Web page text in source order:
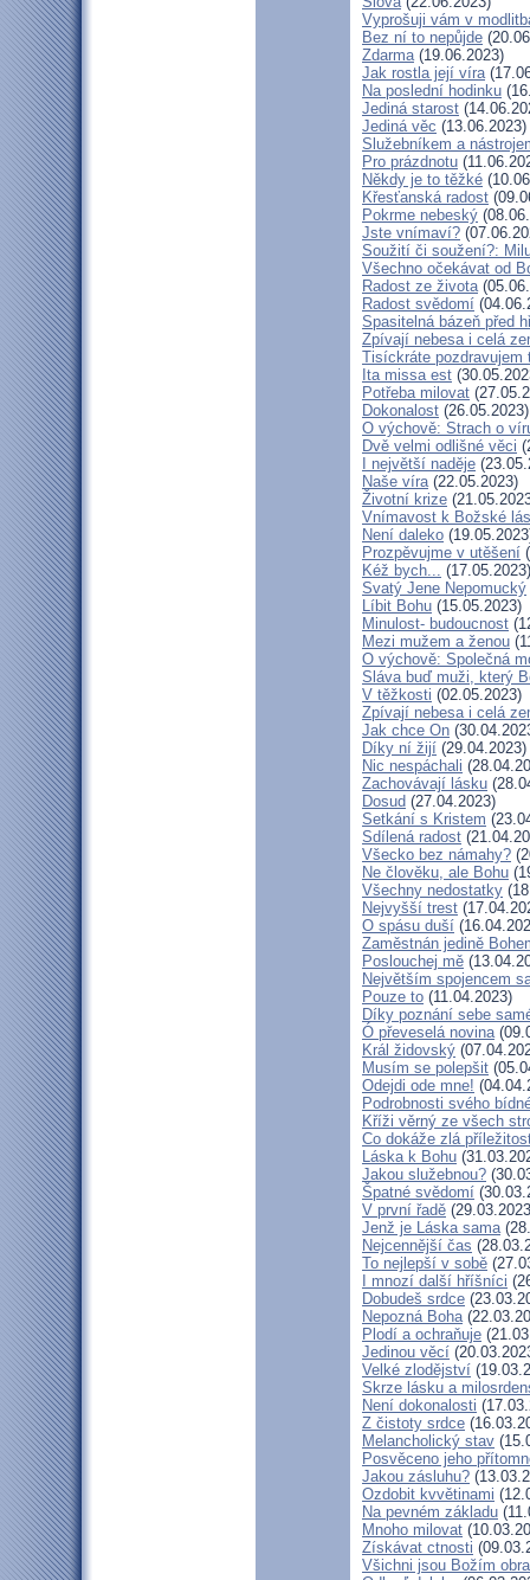
Vyprošuji vám v
Bez ní to nepůjde
Zdarma(19.06.2023)
Jak rostla její víra
Na poslední hodinku
Jediná starost
Jediná věc (13.06.2023)
Služebníkem a
Pro prázdnotu
Někdy je to těžké
Křesťanská radost
Pokrme nebeský
Jste vnímaví?
Soužití či soužení?:
Všechno očekávat od
Radost ze života
Radost svědomí
Spasitelná bázeň před
Zpívají nebesa i celá
Tisíckráte pozdravujem
Ita missa est
Potřeba milovat
Dokonalost (26.05.2023)
O výchově: Strach o
Dvě velmi odlišné věci
I největší naděje
Naše víra(22.05.2023)
Životní krize
Vnímavost k Božské
Není daleko
Prozpěvujme v utěšení
Kéž bych... (17.05.2023)
Svatý Jene Nepomucký
Líbit Bohu (15.05.2023)
Minulost- budoucnost
Mezi mužem a ženou
O výchově: Společná
Sláva buď muži, který
V těžkosti (02.05.2023)
Zpívají nebesa i celá
Jak chce On
Díky ní žijí (29.04.2023)
Nic nespáchali
Zachovávají lásku
Dosud (27.04.2023)
Setkání s Kristem
Sdílená radost
Všecko bez námahy?
Ne člověku, ale Bohu
Všechny nedostatky
Nejvyšší trest
O spásu duší
Zaměstnán jedině
Poslouchej mě
Největším spojencem
Pouze to (11.04.2023)
Díky poznání sebe
Ó převeselá novina
Král židovský
Musím se polepšit
Odejdi ode mne!
Podrobnosti svého
Kříži věrný ze všech
Co dokáže zlá
Láska k Bohu
Jakou služebnou?
Špatné svědomí
V první řadě
Jenž je Láska sama
Nejcennější čas
To nejlepší v sobě
I mnozí další hříšníci
Dobudeš srdce
Nepozná Boha
Plodí a ochraňuje
Jedinou věcí
Velké zlodějství
Skrze lásku a
Není dokonalosti
Z čistoty srdce
Melancholický stav
Posvěceno jeho
Jakou zásluhu?
Ozdobit kvvětinami
Na pevném základu
Mnoho milovat
Získávat ctnosti
Všichni jsou Božím